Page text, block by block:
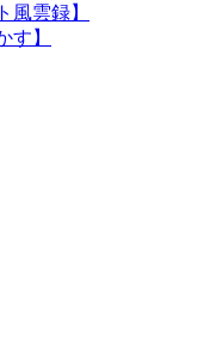
風雲録】
す】